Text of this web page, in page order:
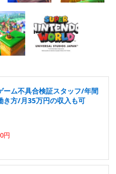
ム不具合検証スタッフ/年間
き方/月35万円の収入も可
円